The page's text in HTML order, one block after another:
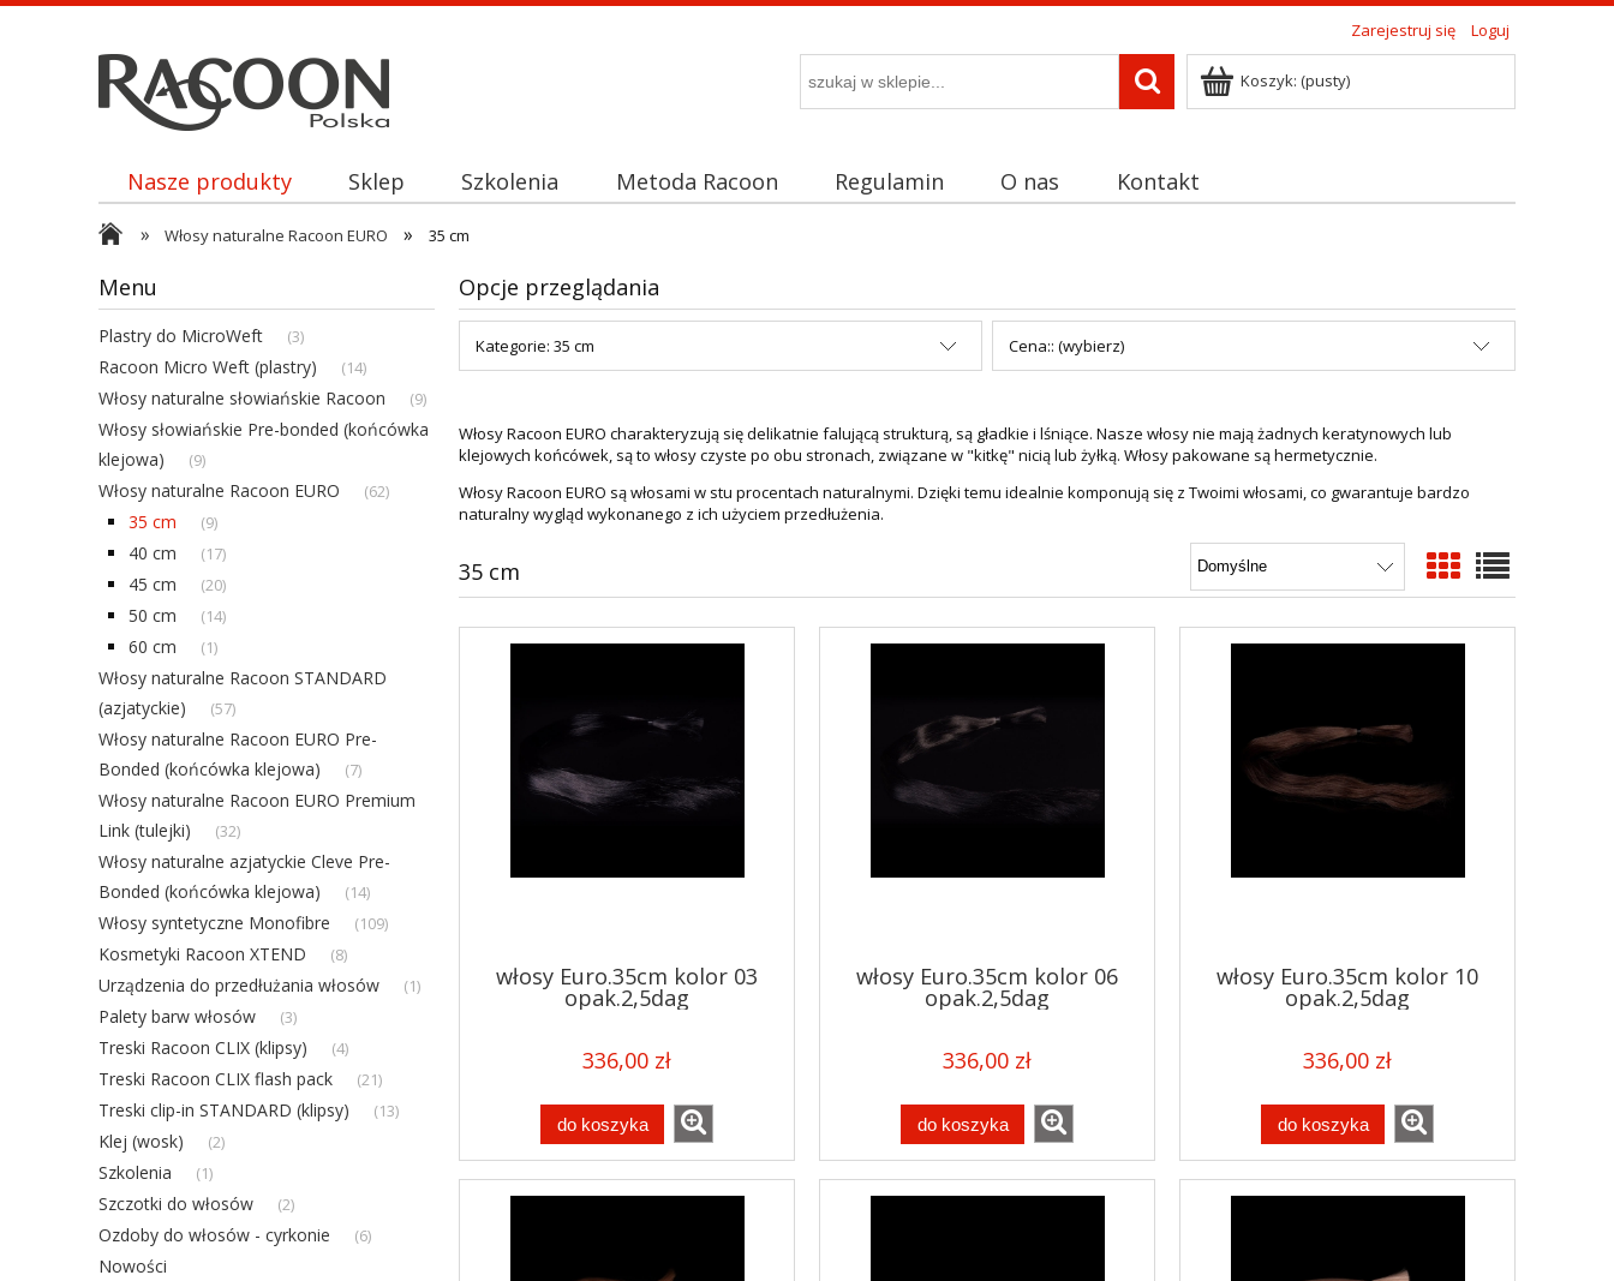
Zarejestruj się Loguj
Koszyk: (pusty)
Nasze produkty Sklep Szkolenia Metoda Racoon Regulamin O nas Kontakt
» Włosy naturalne Racoon EURO » 35 cm
Menu
Plastry do MicroWeft (3)
Racoon Micro Weft (plastry) (14)
Włosy naturalne słowiańskie Racoon (9)
Włosy słowiańskie Pre-bonded (końcówka
klejowa)
(9)
Włosy naturalne Racoon EURO (62)
35 cm (9)
40 cm (17)
45 cm (20)
50 cm (14)
60 cm (1)
Włosy naturalne Racoon STANDARD
(azjatyckie)
(57)
Włosy naturalne Racoon EURO Pre-
Bonded (końcówka klejowa)
(7)
Włosy naturalne Racoon EURO Premium
Link (tulejki)
(32)
Włosy naturalne azjatyckie Cleve Pre-
Bonded (końcówka klejowa)
(14)
Włosy syntetyczne Monofibre (109)
Kosmetyki Racoon XTEND (8)
Urządzenia do przedłużania włosów (1)
Palety barw włosów (3)
Treski Racoon CLIX (klipsy) (4)
Treski Racoon CLIX flash pack (21)
Treski clip-in STANDARD (klipsy) (13)
Klej (wosk) (2)
Szkolenia (1)
Szczotki do włosów (2)
Ozdoby do włosów - cyrkonie (6)
Nowości
Opcje przeglądania
Kategorie: 35 cm Cena:: (wybierz)
Włosy Racoon EURO charakteryzują się delikatnie falującą strukturą, są gładkie i lśniące. Nasze włosy nie mają żadnych keratynowych lub
klejowych końcówek, są to włosy czyste po obu stronach, związane w "kitkę" nicią lub żyłką. Włosy pakowane są hermetycznie.
Włosy Racoon EURO są włosami w stu procentach naturalnymi. Dzięki temu idealnie komponują się z Twoimi włosami, co gwarantuje bardzo
naturalny wygląd wykonanego z ich użyciem przedłużenia.
35 cm
włosy Euro.35cm kolor 03
opak.2,5dag
336,00 zł
do koszyka
włosy Euro.35cm kolor 06
opak.2,5dag
336,00 zł
do koszyka
włosy Euro.35cm kolor 10
opak.2,5dag
336,00 zł
do koszyka